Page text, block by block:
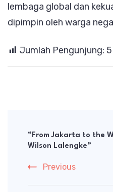
lembaga global dan
dipimpin oleh warga
Jumlah Pengunjung: 5
Navigation
“From Jakarta to the
Wilson Lalengke”
Previous